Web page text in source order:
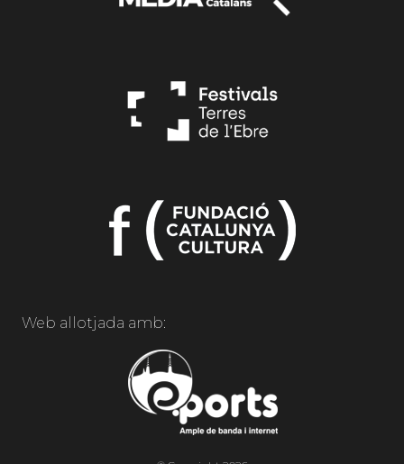
Web allotjada amb: